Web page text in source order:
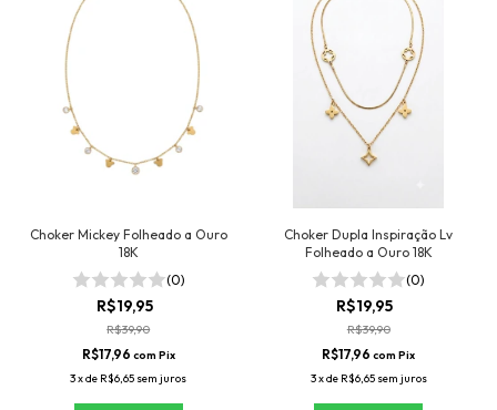
Choker Mickey Folheado a Ouro
18K
(0)
R$19,95
R$39,90
R$17,96 com Pix
3xde R$6,65 sem juros
Choker Dupla Inspiração Lv
Folheado a Ouro 18K
(0)
R$19,95
R$39,90
R$17,96com Pix
3xde R$6,65 sem juros